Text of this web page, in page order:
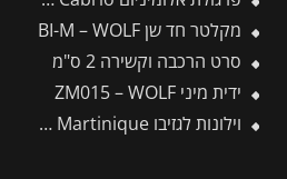
מקלטר חד שן BI-M – WOLF
סרט הרכבה וקשירה 2 ס"מ
ידית מיני ZM015 – WOLF
וילונות לגזיבו 3X4.3 Martinique מבית פלרם – Canopia